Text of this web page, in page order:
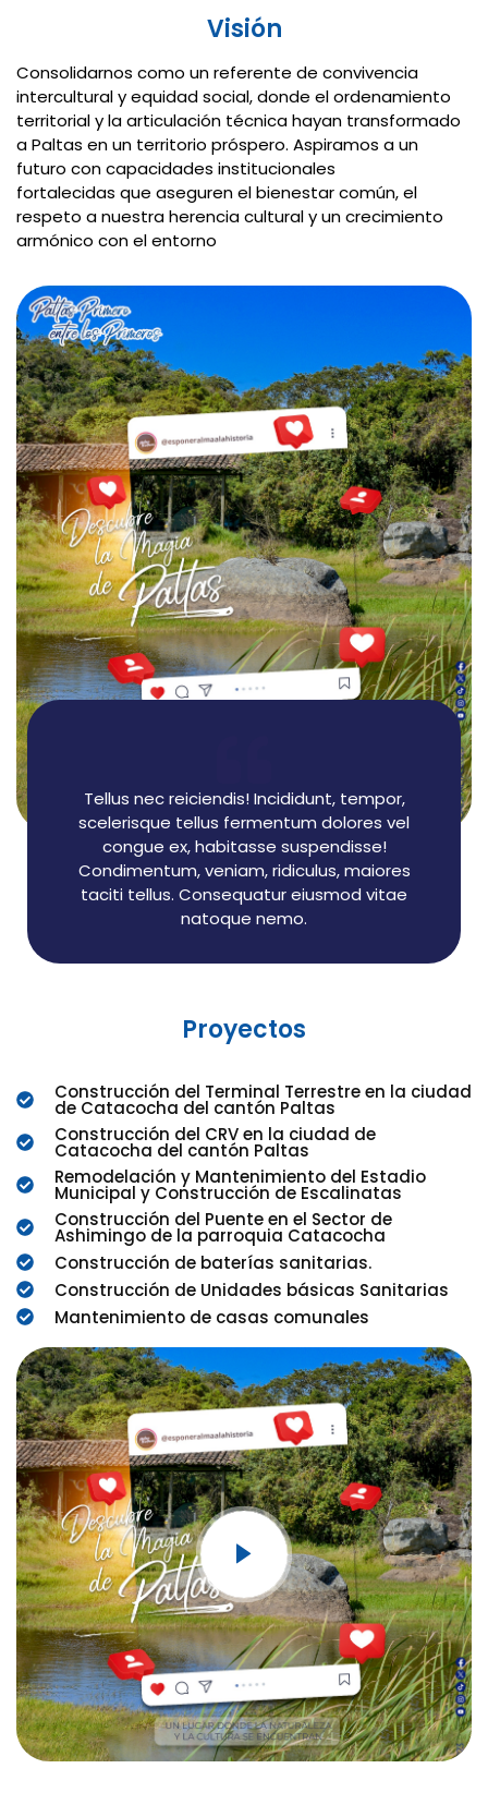
Visión
Consolidarnos como un referente de convivencia
intercultural y equidad social, donde el ordenamiento
territorial y la articulación técnica hayan transformado
a Paltas en un territorio próspero. Aspiramos a un
futuro con capacidades institucionales
fortalecidas que aseguren el bienestar común, el
respeto a nuestra herencia cultural y un crecimiento
armónico con el entorno
Tellus nec reiciendis! Incididunt, tempor,
scelerisque tellus fermentum dolores vel
congue ex, habitasse suspendisse!
Condimentum, veniam, ridiculus, maiores
taciti tellus. Consequatur eiusmod vitae
natoque nemo.
Proyectos
Construcción del Terminal Terrestre en la ciudad
de Catacocha del cantón Paltas
Construcción del CRV en la ciudad de
Catacocha del cantón Paltas
Remodelación y Mantenimiento del Estadio
Municipal y Construcción de Escalinatas
Construcción del Puente en el Sector de
Ashimingo de la parroquia Catacocha
Construcción de baterías sanitarias.
Construcción de Unidades básicas Sanitarias
Mantenimiento de casas comunales